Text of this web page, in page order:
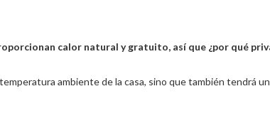
calor natural y gratuito, así que ¿por qué
ambiente de la casa, sino que también tendrá